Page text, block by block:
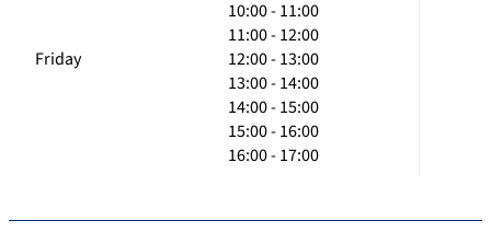
Friday
10:00 - 11:00
11:00 - 12:00
12:00 - 13:00
13:00 - 14:00
14:00 - 15:00
15:00 - 16:00
16:00 - 17:00